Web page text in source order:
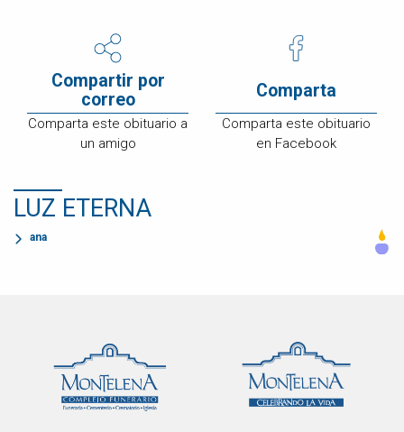
Compartir por
correo
Comparta este obituario a
un amigo
Comparta
Comparta este obituario
en Facebook
LUZ ETERNA
ana